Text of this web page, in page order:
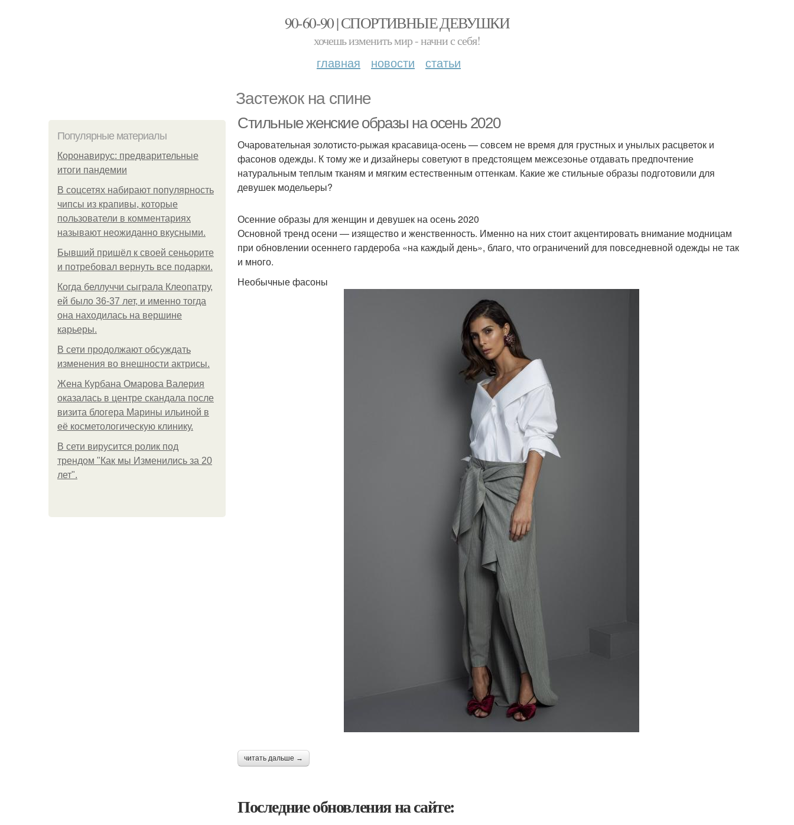
90-60-90 | СПОРТИВНЫЕ ДЕВУШКИ
хочешь изменить мир - начни с себя!
главная новости статьи
Застежок на спине
Популярные материалы
Коронавирус: предварительные
итоги пандемии
В соцсетях набирают популярность
чипсы из крапивы, которые
пользователи в комментариях
называют неожиданно вкусными.
Бывший пришёл к своей сеньорите
и потребовал вернуть все подарки.
Когда беллуччи сыграла Клеопатру,
ей было 36-37 лет, и именно тогда
она находилась на вершине
карьеры.
В сети продолжают обсуждать
изменения во внешности актрисы.
Жена Курбана Омарова Валерия
оказалась в центре скандала после
визита блогера Марины ильиной в
её косметологическую клинику.
В сети вирусится ролик под
трендом "Как мы Изменились за 20
лет".
Стильные женские образы на осень 2020
Очаровательная золотисто-рыжая красавица-осень — совсем не время для грустных и унылых расцветок и
фасонов одежды. К тому же и дизайнеры советуют в предстоящем межсезонье отдавать предпочтение
натуральным теплым тканям и мягким естественным оттенкам. Какие же стильные образы подготовили для
девушек модельеры?
Осенние образы для женщин и девушек на осень 2020
Основной тренд осени — изящество и женственность. Именно на них стоит акцентировать внимание модницам
при обновлении осеннего гардероба «на каждый день», благо, что ограничений для повседневной одежды не так
и много.
Необычные фасоны
читать дальше →
Последние обновления на сайте: